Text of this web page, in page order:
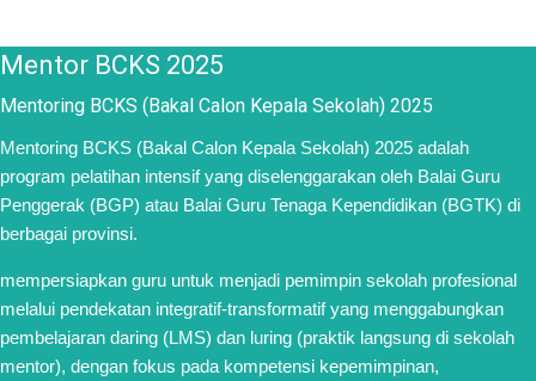
Mentor BCKS 2025
Mentoring BCKS (Bakal Calon Kepala Sekolah) 2025
Mentoring BCKS (Bakal Calon Kepala Sekolah) 2025 adalah
program pelatihan intensif yang diselenggarakan oleh Balai Guru
Penggerak (BGP) atau Balai Guru Tenaga Kependidikan (BGTK) di
berbagai provinsi.
mempersiapkan guru untuk menjadi pemimpin sekolah profesional
melalui pendekatan integratif-transformatif yang menggabungkan
pembelajaran daring (LMS) dan luring (praktik langsung di sekolah
mentor), dengan fokus pada kompetensi kepemimpinan,